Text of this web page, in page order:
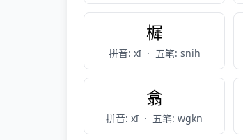
樨
拼音: xī · 五笔: snih
翕
拼音: xī · 五笔: wgkn